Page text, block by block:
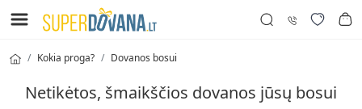
Kokia proga? Dovanos bosui
Netikėtos, šmaikščios dovanos jūsų bosui